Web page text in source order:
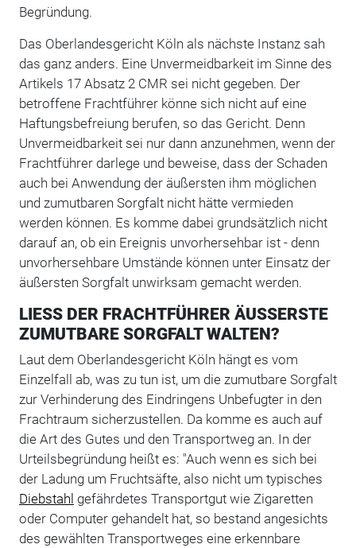
Begründung.
Das Oberlandesgericht Köln als nächste Instanz sah
das ganz anders. Eine Unvermeidbarkeit im Sinne des
Artikels 17 Absatz 2 CMR sei nicht gegeben. Der
betroffene Frachtführer könne sich nicht auf eine
Haftungsbefreiung berufen, so das Gericht. Denn
Unvermeidbarkeit sei nur dann anzunehmen, wenn der
Frachtführer darlege und beweise, dass der Schaden
auch bei Anwendung der äußersten ihm möglichen
und zumutbaren Sorgfalt nicht hätte vermieden
werden können. Es komme dabei grundsätzlich nicht
darauf an, ob ein Ereignis unvorhersehbar ist - denn
unvorhersehbare Umstände können unter Einsatz der
äußersten Sorgfalt unwirksam gemacht werden.
LIESS DER FRACHTFÜHRER ÄUSSERSTE
ZUMUTBARE SORGFALT WALTEN?
Laut dem Oberlandesgericht Köln hängt es vom
Einzelfall ab, was zu tun ist, um die zumutbare Sorgfalt
zur Verhinderung des Eindringens Unbefugter in den
Frachtraum sicherzustellen. Da komme es auch auf
die Art des Gutes und den Transportweg an. In der
Urteilsbegründung heißt es: "Auch wenn es sich bei
der Ladung um Fruchtsäfte, also nicht um typisches
Diebstahl gefährdetes Transportgut wie Zigaretten
oder Computer gehandelt hat, so bestand angesichts
des gewählten Transportweges eine erkennbare